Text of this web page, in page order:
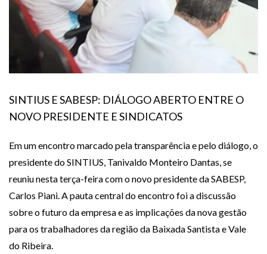
SINTIUS E SABESP: DIÁLOGO ABERTO ENTRE O
NOVO PRESIDENTE E SINDICATOS
Em um encontro marcado pela transparência e pelo diálogo, o
presidente do SINTIUS, Tanivaldo Monteiro Dantas, se
reuniu nesta terça-feira com o novo presidente da SABESP,
Carlos Piani. A pauta central do encontro foi a discussão
sobre o futuro da empresa e as implicações da nova gestão
para os trabalhadores da região da Baixada Santista e Vale
do Ribeira.